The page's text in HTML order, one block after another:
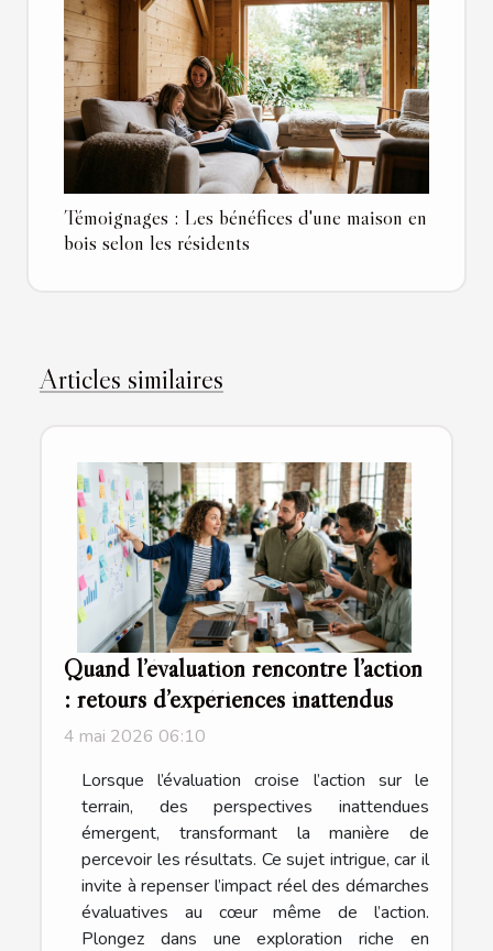
Témoignages : Les bénéfices d'une maison en
bois selon les résidents
Articles similaires
Quand l’évaluation rencontre l’action
: retours d’expériences inattendus
4 mai 2026 06:10
Lorsque l’évaluation croise l’action sur le
terrain, des perspectives inattendues
émergent, transformant la manière de
percevoir les résultats. Ce sujet intrigue, car il
invite à repenser l’impact réel des démarches
évaluatives au cœur même de l’action.
Plongez dans une exploration riche en